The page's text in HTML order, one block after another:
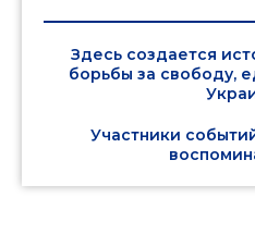
Здесь создается
борьбы за свободу,
Участники